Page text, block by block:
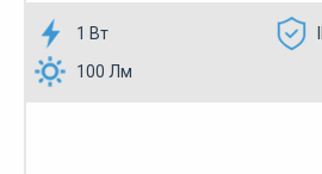
1 Вт
100 Лм